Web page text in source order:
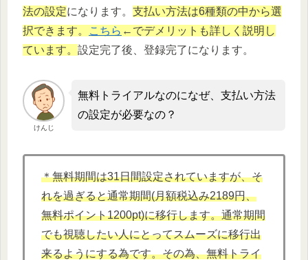
法の設定になります。 支払い方法は6種類の中から選
択できます。
こちら ←でデメリットも詳しく説明し
ています。 設定完了後、登録完了になります。
けんじ
無料トライアルなのになぜ、支払い方法
の設定が必要なの？
＊無料期間は31日間設定されていますが、そ
れを過ぎると通常期間(月額税込み2189円、
無料ポイント1200pt)に移行します。通常期間
でも視聴したい人にとってスムーズに移行出
来るようにする為です。その為、無料トライ